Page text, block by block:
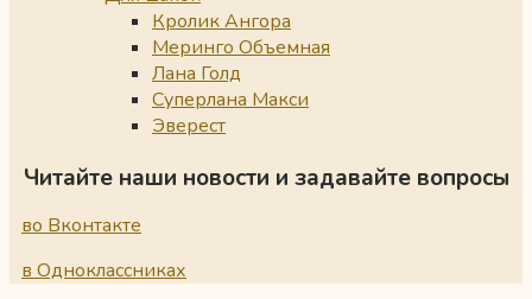
Кролик Ангора
Меринго Объемная
Лана Голд
Суперлана Макси
Эверест
Читайте наши новости и задавайте вопросы
во Вконтакте
в Одноклассниках